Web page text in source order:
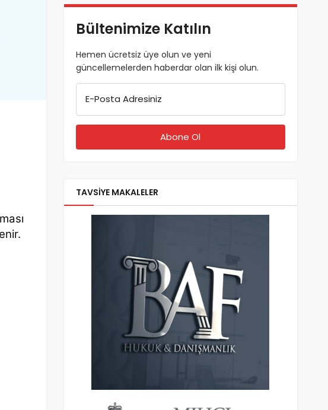
Bültenimize Katılın
Hemen ücretsiz üye olun ve yeni
güncellemelerden haberdar olan ilk kişi olun.
E-Posta Adresiniz
TAVSİYE MAKALELER